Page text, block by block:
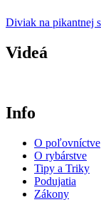
Diviak na pikantnej
Videá
Info
O poľovníctve
O rybárstve
Tipy a Triky
Podujatia
Zákony